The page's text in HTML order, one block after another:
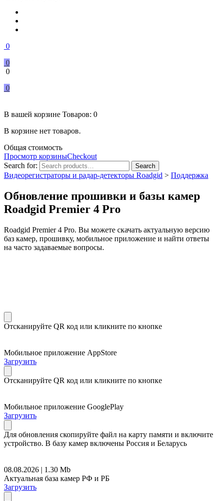
0
0
0
0
В вашей корзине Товаров: 0
В корзине нет товаров.
Общая стоимость
Просмотр корзиныCheckout
Search for:
Search
Видеорегистраторы и радар-детекторы Roadgid > Поддержка
Обновление прошивки и базы камер
Roadgid Premier 4 Pro
Roadgid Premier 4 Pro. Вы можете скачать актуальную версию
баз камер, прошивку, мобильное приложение и найти ответы
на часто задаваемые вопросы.
Отсканируйте QR код или кликните по кнопке
Мобильное приложение AppStore
Загрузить
Отсканируйте QR код или кликните по кнопке
Мобильное приложение GooglePlay
Загрузить
Для обновления скопируйте файл на карту памяти и включите
устройство. В базу камер включены Россия и Беларусь
08.08.2026 | 1.30 Mb
Актуальная база камер РФ и РБ
Загрузить